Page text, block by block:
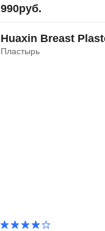
990руб.
Huaxin Breast
Пластырь